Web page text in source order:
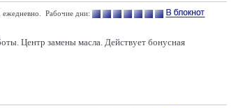
ежедневно. Рабочие дни:
Центр замены масла. Действует бонусная